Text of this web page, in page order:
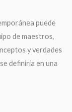
puede
de maestros,
y verdades
definiría en una